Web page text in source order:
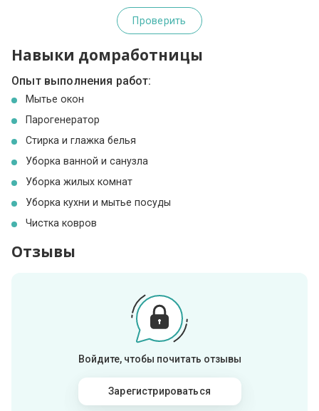
Проверить
Навыки домработницы
Опыт выполнения работ:
Мытье окон
Парогенератор
Стирка и глажка белья
Уборка ванной и санузла
Уборка жилых комнат
Уборка кухни и мытье посуды
Чистка ковров
Отзывы
Войдите, чтобы почитать отзывы
Зарегистрироваться